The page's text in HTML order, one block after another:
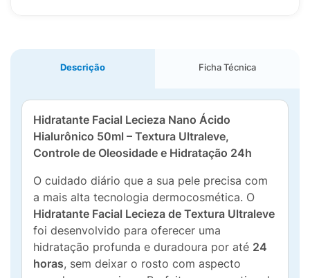
Descrição Ficha Técnica
Hidratante Facial Lecieza Nano Ácido
Hialurônico 50ml – Textura Ultraleve,
Controle de Oleosidade e Hidratação 24h
O cuidado diário que a sua pele precisa com
a mais alta tecnologia dermocosmética. O
Hidratante Facial Lecieza de Textura Ultraleve
foi desenvolvido para oferecer uma
hidratação profunda e duradoura por até 24
horas, sem deixar o rosto com aspecto